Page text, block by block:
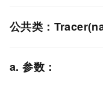
公共类：
a. 参数：